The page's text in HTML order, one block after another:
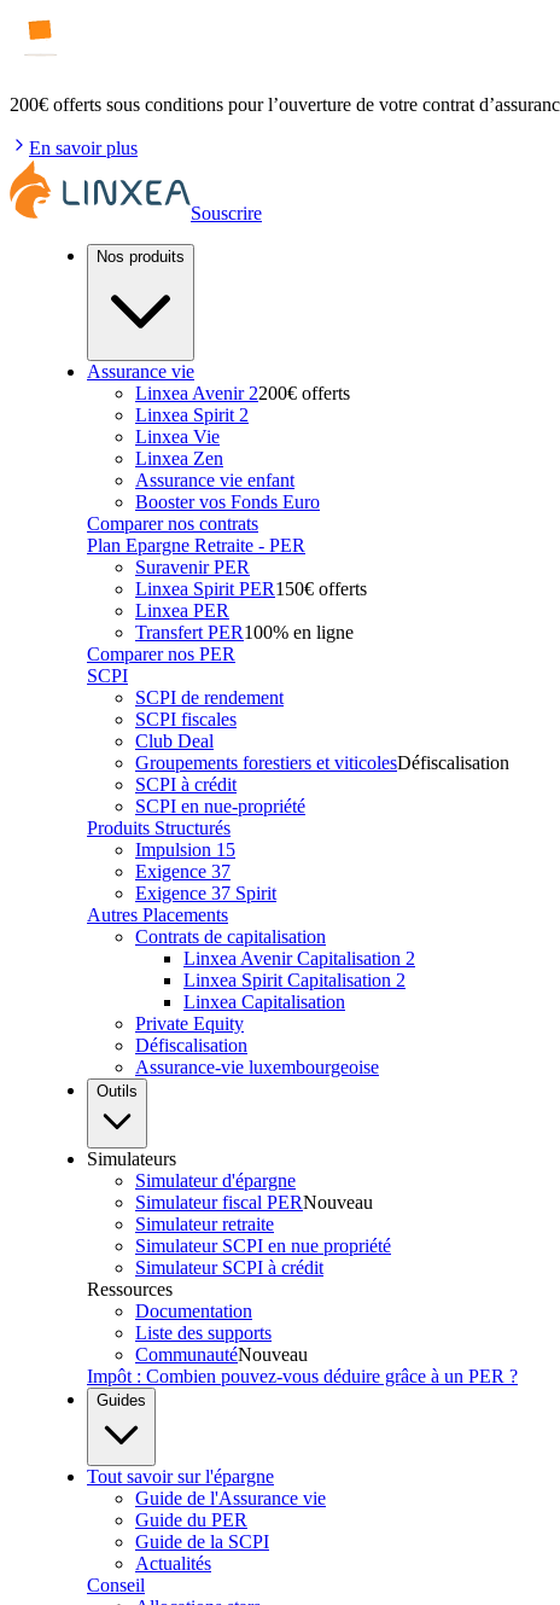
200€ offerts sous conditions pour l’ouverture de votre contrat
En savoir plus
Souscrire
Nos produits
Assurance vie
Linxea Avenir 2200€ offerts
Linxea Spirit 2
Linxea Vie
Linxea Zen
Assurance vie enfant
Booster vos Fonds Euro
Comparer nos contrats
Plan Epargne Retraite - PER
Suravenir PER
Linxea Spirit PER150€ offerts
Linxea PER
Transfert PER100% en ligne
Comparer nos PER
SCPI
SCPI de rendement
SCPI fiscales
Club Deal
Groupements forestiers et viticolesDéfiscalisation
SCPI à crédit
SCPI en nue-propriété
Produits Structurés
Impulsion 15
Exigence 37
Exigence 37 Spirit
Autres Placements
Contrats de capitalisation
Linxea Avenir Capitalisation 2
Linxea Spirit Capitalisation 2
Linxea Capitalisation
Private Equity
Défiscalisation
Assurance-vie luxembourgeoise
Outils
Simulateurs
Simulateur d'épargne
Simulateur fiscal PERNouveau
Simulateur retraite
Simulateur SCPI en nue propriété
Simulateur SCPI à crédit
Ressources
Documentation
Liste des supports
CommunautéNouveau
Impôt : Combien pouvez-vous déduire grâce à un PER ?
Guides
Tout savoir sur l'épargne
Guide de l'Assurance vie
Guide du PER
Guide de la SCPI
Actualités
Conseil